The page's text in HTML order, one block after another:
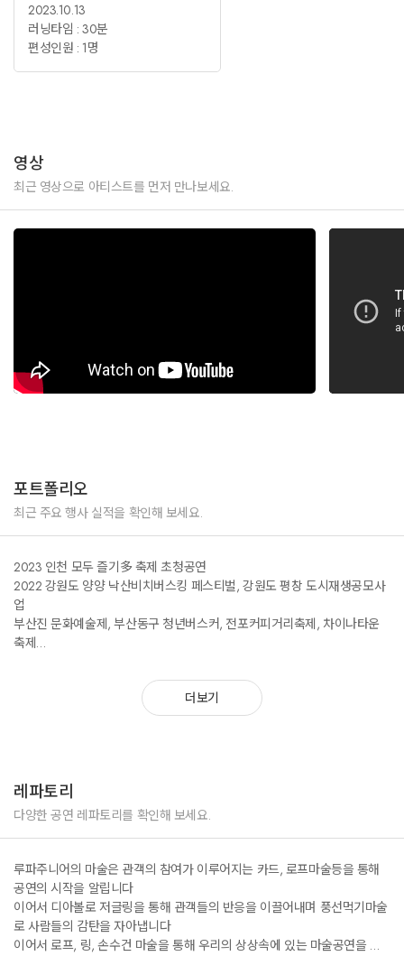
2023.10.13
러닝타임 : 30분
편성인원 : 1명
영상
최근 영상으로 아티스트를 먼저 만나보세요.
포트폴리오
최근 주요 행사 실적을 확인해 보세요.
2023 인천 모두 즐기多 축제 초청공연
2022 강원도 양양 낙산비치버스킹 페스티벌, 강원도 평창 도시재생공모사
업
부산진 문화예술제, 부산동구 청년버스커, 전포커피거리축제, 차이나타운
축제
광주프린지페스티벌 다수참여, 광주충장축제 참여, 호주 퍼시픽잉글리시
더보기
레파토리
다양한 공연 레파토리를 확인해 보세요.
루파주니어의 마술은 관객의 참여가 이루어지는 카드, 로프마술등을 통해
공연의 시작을 알립니다
이어서 디아볼로 저글링을 통해 관객들의 반응을 이끌어내며 풍선먹기마술
로 사람들의 감탄을 자아냅니다
이어서 로프, 링, 손수건 마술을 통해 우리의 상상속에 있는 마술공연을 펼